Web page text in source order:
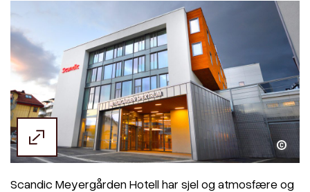
Scandic Meyergården Hotell/Leif Karstensen
Scandic Meyergården Hotell har sjel og atmosfære og